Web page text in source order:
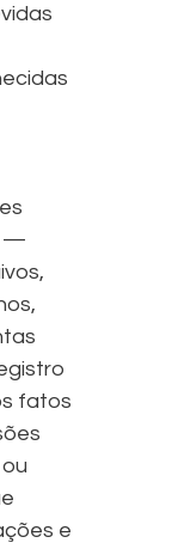
—
fatos
e